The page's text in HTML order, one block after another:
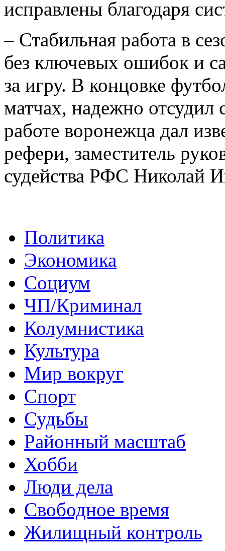
исправлены благодаря
– Стабильная работа в
без ключевых ошибок и
за игру. В концовке
матчах, надежно отсудил
работе воронежца дал
рефери, заместитель
судейства РФС Николай
Политика
Экономика
Социум
ЧП/Криминал
Колумнистика
Культура
Мир вокруг
Спорт
Судьбы
Районный масштаб
Хобби
Люди дела
Свободное время
Жилищный контроль